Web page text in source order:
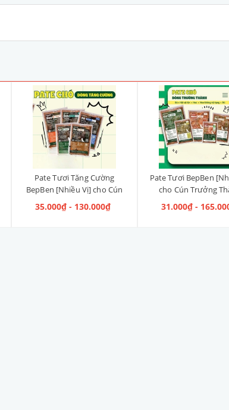
Pate Tươi Tăng Cường
BepBen [Nhiều Vị] cho Cún
Con
35.000₫ - 130.000₫
Pate Tươi BepBen
cho Cún Trưởng
31.000₫ -